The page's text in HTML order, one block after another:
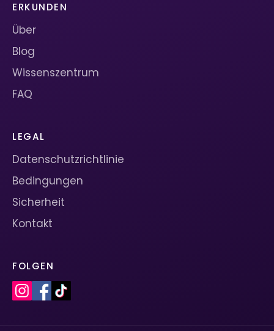
ERKUNDEN
Über
Blog
Wissenszentrum
FAQ
LEGAL
Datenschutzrichtlinie
Bedingungen
Sicherheit
Kontakt
FOLGEN